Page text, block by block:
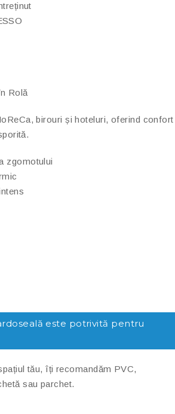
Rolă
birouri și hoteluri, oferind confort
zgomotului
este potrivită pentru
tău, îți recomandăm PVC,
sau parchet.